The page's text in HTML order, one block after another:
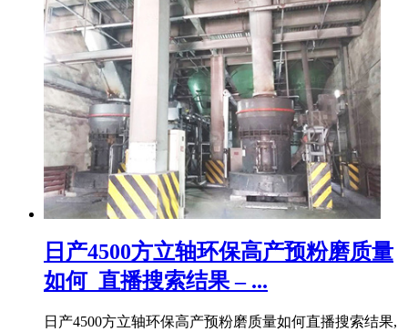
日产4500方立轴环保高产预粉磨质量
如何_直播搜索结果 – ...
日产4500方立轴环保高产预粉磨质量如何直播搜索结果,